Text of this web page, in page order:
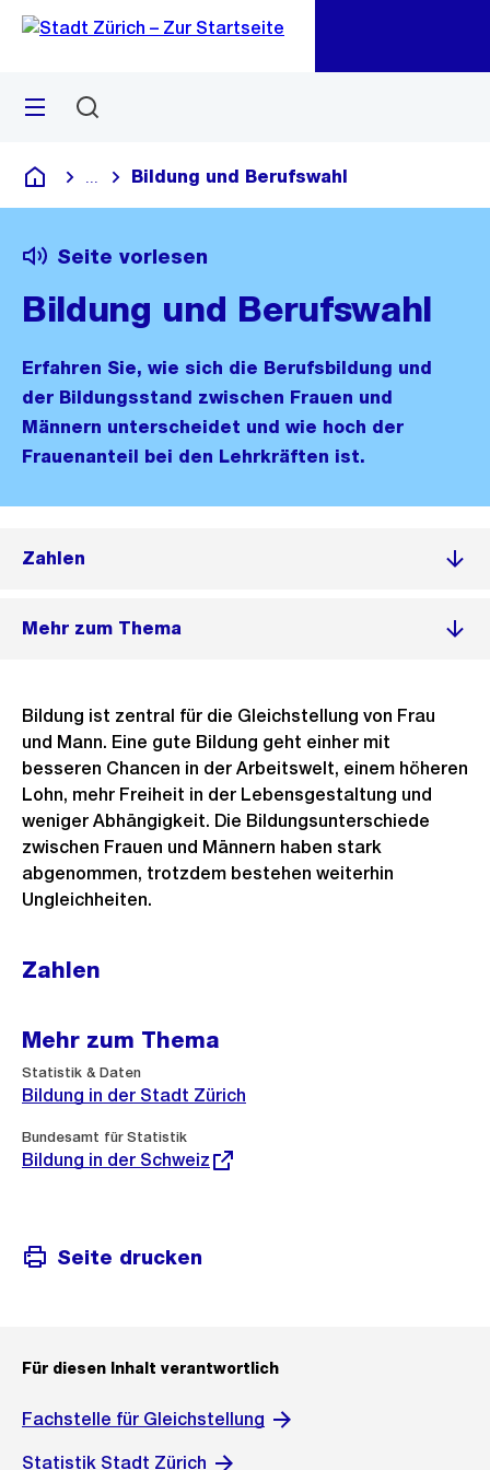
Navigation
Sprunglink
Menü
Deutsch
Blende alle Breadcrumbs ein
Bildung und Berufswahl
Seite vorlesen
Bildung und Berufswahl
Erfahren Sie, wie sich die Berufsbildung und
der Bildungsstand zwischen Frauen und
Männern unterscheidet und wie hoch der
Frauenanteil bei den Lehrkräften ist.
Zahlen
Mehr zum Thema
Bildung ist zentral für die Gleichstellung von Frau
und Mann. Eine gute Bildung geht einher mit
besseren Chancen in der Arbeitswelt, einem höheren
Lohn, mehr Freiheit in der Lebensgestaltung und
weniger Abhängigkeit. Die Bildungsunterschiede
zwischen Frauen und Männern haben stark
abgenommen, trotzdem bestehen weiterhin
Ungleichheiten.
Zahlen
Mehr zum Thema
Statistik & Daten
Bildung in der Stadt Zürich
Bundesamt für Statistik
Externer
Link:
Bildung in der Schweiz
Seite drucken
Für diesen Inhalt verantwortlich
Fachstelle für Gleichstellung
Statistik Stadt Zürich